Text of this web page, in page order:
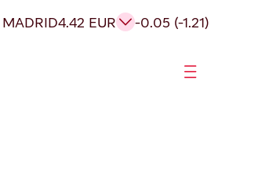
MADRID4.42 EUR -0.05 (-1.21)